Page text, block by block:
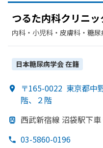
つるた内科クリニッ
内科・​小児科・​皮膚科・​糖
日本糖尿病学会在籍
〒165-0022 東京都中
階、２階
西武新宿線 沼袋駅下
03-5860-0196